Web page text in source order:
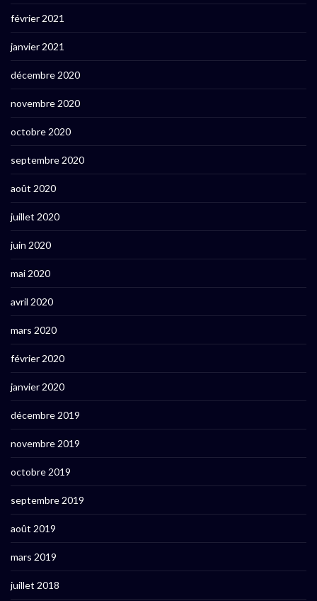
février 2021
janvier 2021
décembre 2020
novembre 2020
octobre 2020
septembre 2020
août 2020
juillet 2020
juin 2020
mai 2020
avril 2020
mars 2020
février 2020
janvier 2020
décembre 2019
novembre 2019
octobre 2019
septembre 2019
août 2019
mars 2019
juillet 2018